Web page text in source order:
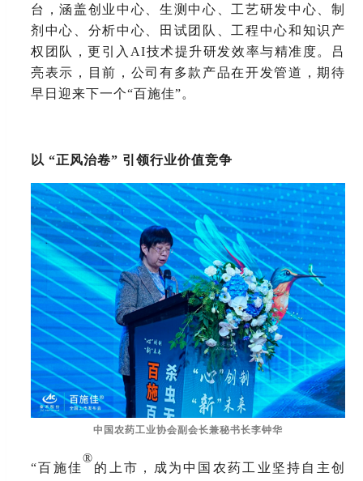
台，涵盖创业中心、生测中心、工艺研发中心、制
剂中心、分析中心、田试团队、工程中心和知识产
权团队，更引入AI技术提升研发效率与精准度。吕
亮表示，目前，公司有多款产品在开发管道，期待
早日迎来下一个“百施佳”。
以 “正风治卷” 引领行业价值竞争
中国农药工业协会副会长兼秘书长李钟华
“百施佳
®
的上市，成为中国农药工业坚持自主创